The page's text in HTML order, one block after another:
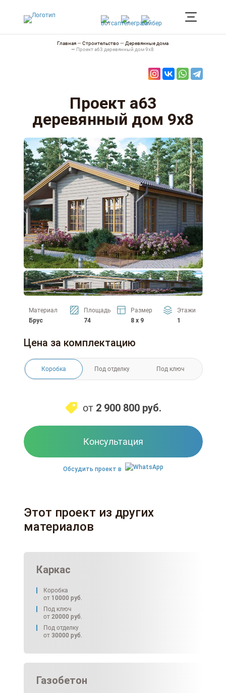
Главная—Строительство— Деревянные дома
— Проект а63 деревянный дом 9х8
Проект а63
деревянный дом 9х8
Материал
Брус
Площадь
74
Размер
8 x 9
Этажи
1
Цена за комплектацию
Коробка Под отделку Под ключ
от 2 900 800 руб.
Консультация
Обсудить проект в
Этот проект из других
материалов
Каркас
Коробка
от 10000 руб.
Под ключ
от 20000 руб.
Под отделку
от 30000 руб.
Газобетон